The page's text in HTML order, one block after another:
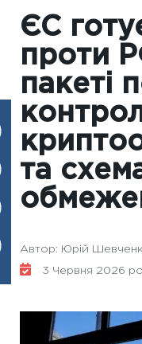
ЄС
проти
пакеті
та
Автор: Юрій
3 Червня 2026